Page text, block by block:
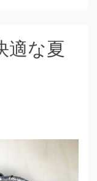
適な夏